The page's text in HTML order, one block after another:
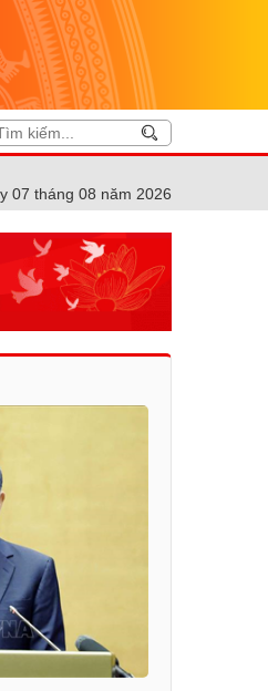
07 tháng 08 năm 2026